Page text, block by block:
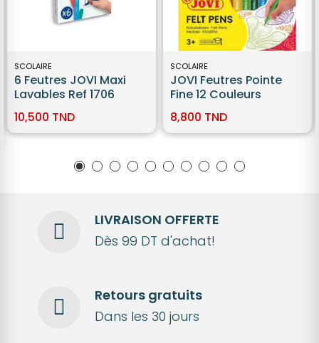
SCOLAIRE
6 Feutres JOVI Maxi
Lavables Ref 1706
10,500 TND
SCOLAIRE
JOVI Feutres Pointe
Fine 12 Couleurs
8,800 TND
LIVRAISON OFFERTE
Dès 99 DT d'achat!
Retours gratuits
Dans les 30 jours